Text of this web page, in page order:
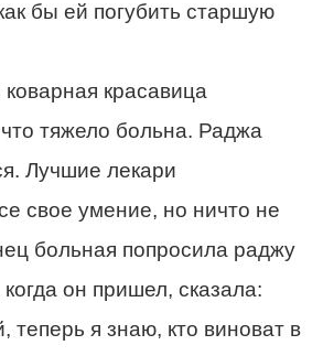
бы ей погубить старшую
красавица
тяжело больна. Раджа
Лучшие лекари
свое умение, но ничто не
больная попросила раджу
он пришел, сказала:
теперь я знаю, кто виноват в